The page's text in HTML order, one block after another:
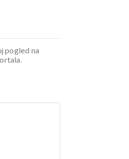
pogled na